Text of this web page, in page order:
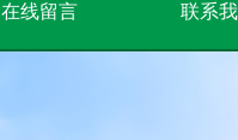
在线留言 联系